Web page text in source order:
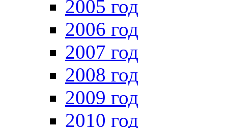
2005 год
2006 год
2007 год
2008 год
2009 год
2010 год